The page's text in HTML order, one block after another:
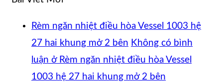
Rèm ngăn nhiệt điều hòa Vessel 1003 hệ
27 hai khung mở 2 bên Không có bình
luận ở Rèm ngăn nhiệt điều hòa Vessel
1003 hệ 27 hai khung mở 2 bên